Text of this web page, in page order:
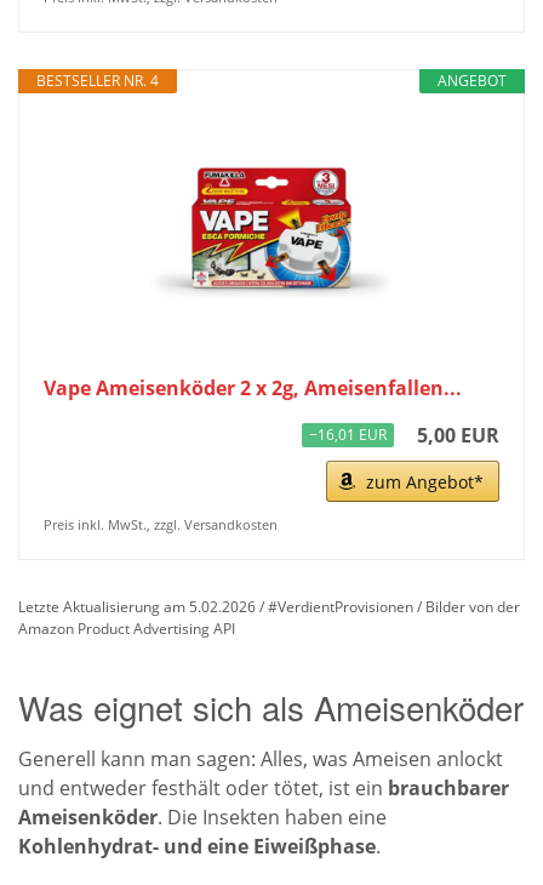
ANGEBOT
BESTSELLER NR. 4
Vape Ameisenköder 2 x 2g, Ameisenfallen...
−16,01 EUR 5,00 EUR
zum Angebot*
Preis inkl. MwSt., zzgl. Versandkosten
Letzte Aktualisierung am 5.02.2026 / #VerdientProvisionen / Bilder von der
Amazon Product Advertising API
Was eignet sich als Ameisenköder
Generell kann man sagen: Alles, was Ameisen anlockt
und entweder festhält oder tötet, ist ein brauchbarer
Ameisenköder. Die Insekten haben eine
Kohlenhydrat- und eine Eiweißphase.